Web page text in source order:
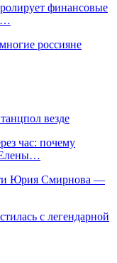
финансовые
россияне
везде
час: почему
Елены…
Юрия Смирнова —
с легендарной